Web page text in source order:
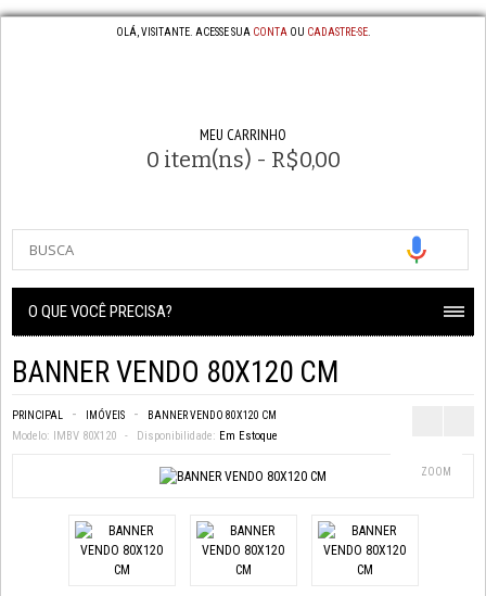
OLÁ, VISITANTE. ACESSE SUA CONTA OU CADASTRE-SE.
MEU CARRINHO
0 item(ns) - R$0,00
O QUE VOCÊ PRECISA?
BANNER VENDO 80X120 CM
PRINCIPAL IMÓVEIS BANNER VENDO 80X120 CM
Modelo: IMBV 80X120 Disponibilidade: Em Estoque
ZOOM